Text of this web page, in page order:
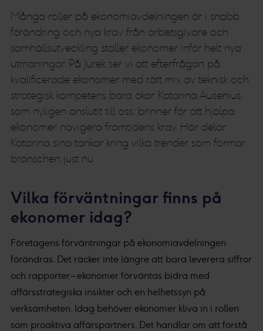
Många roller på ekonomiavdelningen är i snabb
förändring och nya krav från arbetsgivare och
samhällsutveckling ställer ekonomer inför helt nya
utmaningar. På Jurek ser vi att efterfrågan på
kvalificerade ekonomer med rätt mix av teknisk och
strategisk kompetens bara ökar. Katarina Ausenius,
som nyligen anslutit till oss, brinner för att hjälpa
ekonomer navigera framtidens krav. Här delar
Katarina sina tankar kring vilka trender som formar
branschen just nu.
Vilka förväntningar finns på
ekonomer idag?
Företagens förväntningar på ekonomiavdelningen
förändras. Det räcker inte längre att bara leverera siffror
och rapporter – ekonomer förväntas bidra med
affärsstrategiska insikter och en helhetssyn på
verksamheten. Idag behöver ekonomer kliva in i rollen
som proaktiva affärspartners. Det handlar om att förstå